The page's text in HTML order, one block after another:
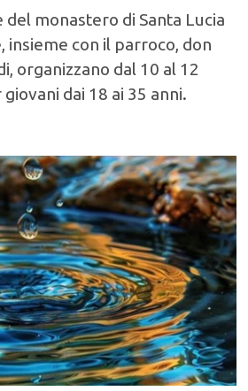
del monastero di Santa Lucia
insieme con il parroco, don
organizzano dal 10 al 12
dai 18 ai 35 anni.